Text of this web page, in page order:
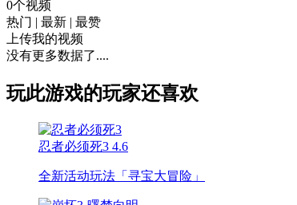
0个视频
热门 | 最新 | 最赞
上传我的视频
没有更多数据了....
玩此游戏的玩家还喜欢
忍者必须死3 4.6
全新活动玩法「寻宝大冒险」